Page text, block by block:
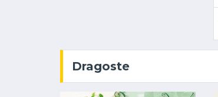
Dragoste